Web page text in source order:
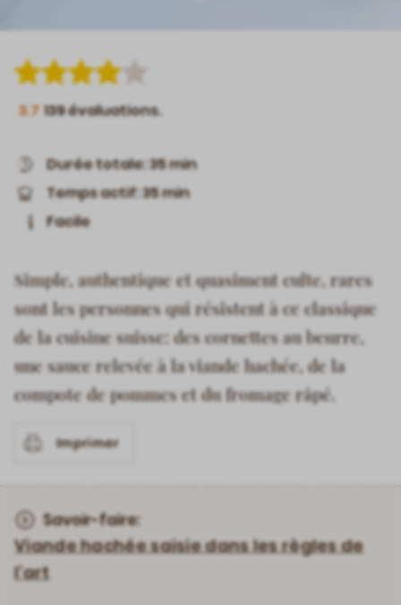
3.7 139évaluations.
Durée totale: 35 min
Temps actif: 35 min
Facile
Simple, authentique et quasiment culte, rares
sont les personnes qui résistent à ce classique
de la cuisine suisse: des cornettes au beurre,
une sauce relevée à la viande hachée, de la
compote de pommes et du fromage râpé.
Imprimer
Savoir-faire:
Viande hachée saisie dans les règles de
l’art